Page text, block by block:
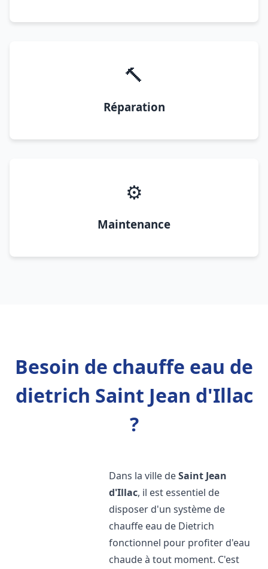
🔨
Réparation
⚙️
Maintenance
Besoin de chauffe eau de
dietrich Saint Jean d'Illac
?
Dans la ville deSaint Jean
d'Illac, il est essentiel de
disposer d'un système de
chauffe eau de Dietrich
fonctionnel pour profiter d'eau
chaude à tout moment. C'est